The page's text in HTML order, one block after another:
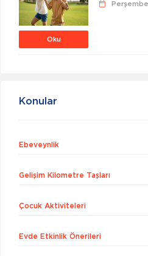
Oku
Konular
Ebeveynlik
Gelişim Kilometre Taşları
Çocuk Aktiviteleri
Evde Etkinlik Önerileri